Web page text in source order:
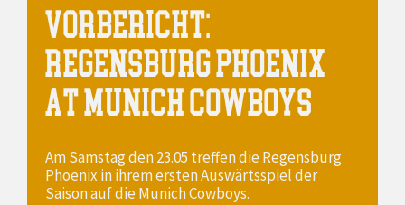
VORBERICHT:
REGENSBURG PHOENIX
AT MUNICH COWBOYS
Am Samstag den 23.05 treffen die Regensburg
Phoenix in ihrem ersten Auswärtsspiel der
Saison auf die Munich Cowboys.